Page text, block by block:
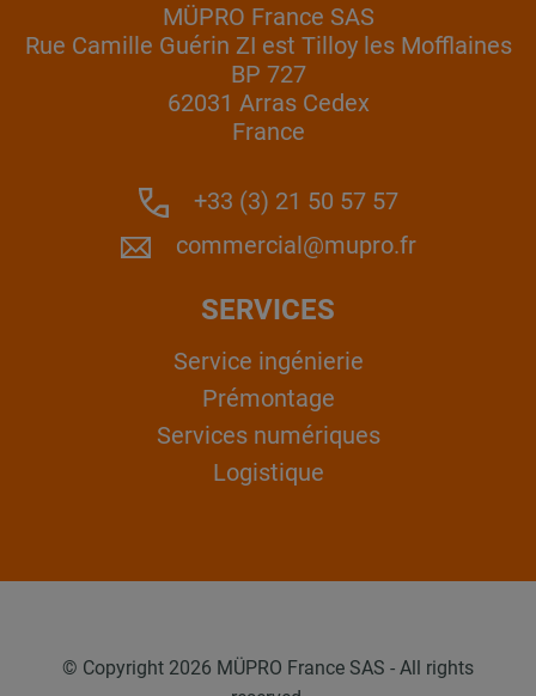
MÜPRO France SAS
Rue Camille Guérin ZI est Tilloy les Mofflaines
BP 727
62031 Arras Cedex
France
+33 (3) 21 50 57 57
commercial@mupro.fr
SERVICES
Service ingénierie
Prémontage
Services numériques
Logistique
© Copyright 2026 MÜPRO France SAS - All rights